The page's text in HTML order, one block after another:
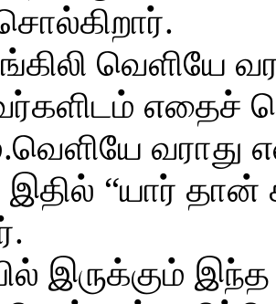
வெளியே
வராது
“யார் தான்
இருக்கும்